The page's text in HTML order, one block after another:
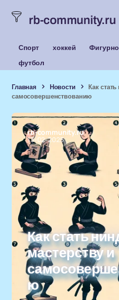
rb-community.ru
Спорт хоккей
футбол
Главная Новости
Как
самосовершенствованию
rb-community.ru
13-02-2025
Как стать
мастерству и
ю